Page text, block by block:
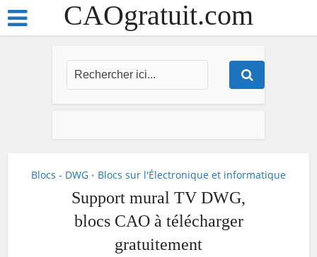
CAOgratuit.com
Blocs - DWG • Blocs sur l'Électronique et informatique
Support mural TV DWG,
blocs CAO à télécharger
gratuitement